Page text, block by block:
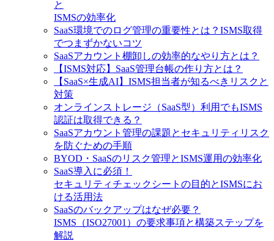
と
ISMSの効率化
SaaS環境でのログ管理の重要性とは？ISMS取得
でつまずかないコツ
SaaSアカウント棚卸しの効率的なやり方とは？
【ISMS対応】SaaS管理台帳の作り方とは？
【SaaS×生成AI】ISMS担当者が知るべきリスクと
対策
オンラインストレージ（SaaS型）利用でもISMS
認証は取得できる？
SaaSアカウント管理の課題とセキュリティリスク
を防ぐための手順
BYOD・SaaSのリスク管理とISMS運用の効率化
SaaS導入に必須！
セキュリティチェックシートの目的とISMSにお
ける活用法
SaaSのバックアップはなぜ必要？
ISMS（ISO27001）の要求事項と構築ステップを
解説